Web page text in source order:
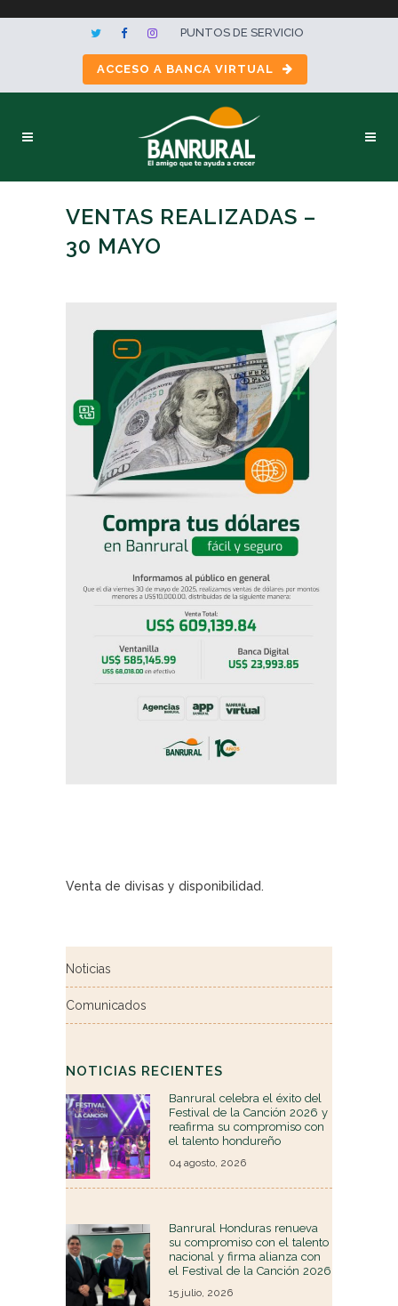
PUNTOS DE SERVICIO
ACCESO A BANCA VIRTUAL
VENTAS REALIZADAS –
30 MAYO
Venta de divisas y disponibilidad.
Noticias
Comunicados
NOTICIAS RECIENTES
Banrural celebra el éxito del
Festival de la Canción 2026 y
reafirma su compromiso con
el talento hondureño
04 agosto, 2026
Banrural Honduras renueva
su compromiso con el talento
nacional y firma alianza con
el Festival de la Canción 2026
15 julio, 2026